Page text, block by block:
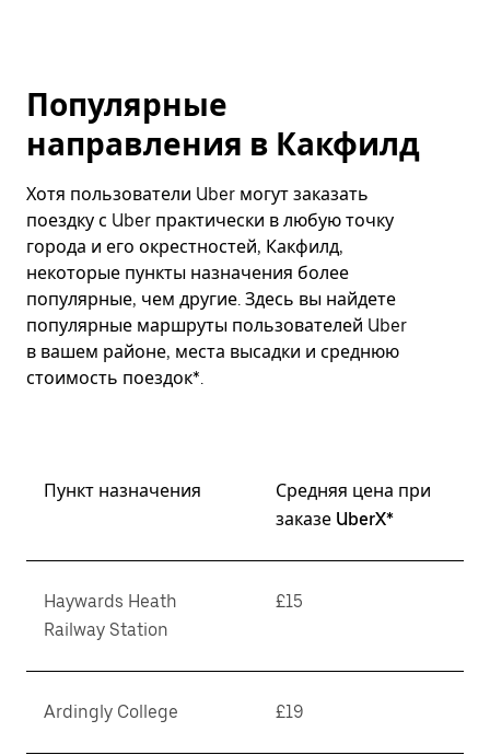
Популярные
направления в Какфилд
Хотя пользователи Uber могут заказать
поездку с Uber практически в любую точку
города и его окрестностей, Какфилд,
некоторые пункты назначения более
популярные, чем другие. Здесь вы найдете
популярные маршруты пользователей Uber
в вашем районе, места высадки и среднюю
стоимость поездок*.
Пункт назначения
Средняя цена при
заказе UberX*
Haywards Heath
Railway Station
£15
Ardingly College £19